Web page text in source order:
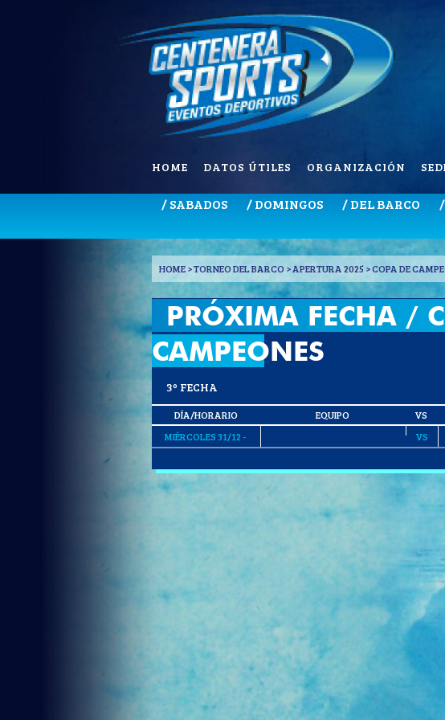
HOME DATOS ÚTILES ORGANIZACIÓN
/ SABADOS / DOMINGOS / DEL BARCO
HOME> TORNEO DEL BARCO > APERTURA 2025 > COPA DE
PRÓXIMA FECHA /
CAMPEONES
3º FECHA
DÍA/HORARIO EQUIPO VS
MIÉRCOLES 31/12 -
VS